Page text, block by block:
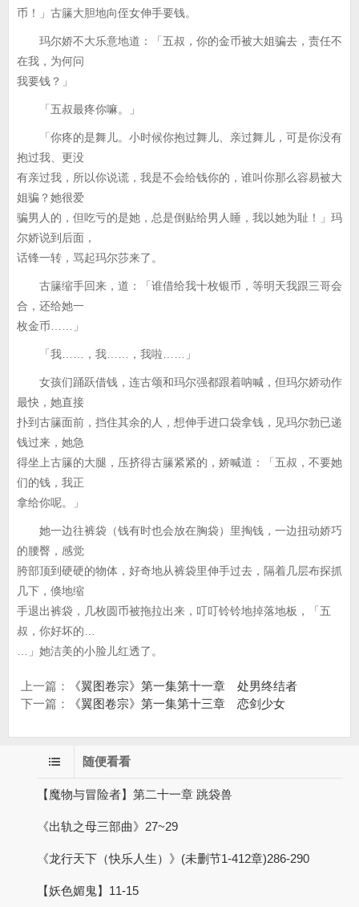
币！」古籘大胆地向侄女伸手要钱。
玛尔娇不大乐意地道：「五叔，你的金币被大姐骗去，责任不
在我，为何问
我要钱？」
「五叔最疼你嘛。」
「你疼的是舞儿。小时候你抱过舞儿、亲过舞儿，可是你没有
抱过我、更没
有亲过我，所以你说谎，我是不会给钱你的，谁叫你那么容易被大
姐骗？她很爱
骗男人的，但吃亏的是她，总是倒贴给男人睡，我以她为耻！」玛
尔娇说到后面，
话锋一转，骂起玛尔莎来了。
古籘缩手回来，道：「谁借给我十枚银币，等明天我跟三哥会
合，还给她一
枚金币……」
「我……，我……，我啦……」
女孩们踊跃借钱，连古颂和玛尔强都跟着呐喊，但玛尔娇动作
最快，她直接
扑到古籘面前，挡住其余的人，想伸手进口袋拿钱，见玛尔勃已递
钱过来，她急
得坐上古籘的大腿，压挤得古籘紧紧的，娇喊道：「五叔，不要她
们的钱，我正
拿给你呢。」
她一边往裤袋（钱有时也会放在胸袋）里掏钱，一边扭动娇巧
的腰臀，感觉
胯部顶到硬硬的物体，好奇地从裤袋里伸手过去，隔着几层布探抓
几下，倏地缩
手退出裤袋，几枚圆币被拖拉出来，叮叮铃铃地掉落地板，「五
叔，你好坏的…
…」她洁美的小脸儿红透了。
上一篇：
《翼图卷宗》第一集第十一章 处男终结者
下一篇：
《翼图卷宗》第一集第十三章 恋剑少女
随便看看
【魔物与冒险者】第二十一章 跳袋兽
《出轨之母三部曲》27~29
《龙行天下（快乐人生）》(未删节1-412章)286-290
【妖色媚鬼】11-15